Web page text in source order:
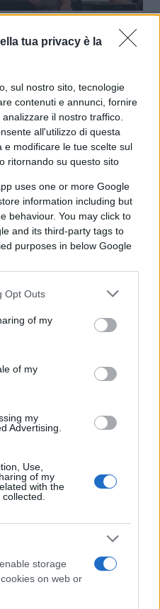
tua privacy è la
sul nostro sito, tecnologie
contenuti e annunci, fornire
il nostro traffico.
all'utilizzo di questa
e modificare le tue scelte sul
ritornando su questo sito
uses one or more Google
information including but
behaviour. You may click to
and its third-party tags to
purposes in below Google
Opt Outs
of my
of my
my
Advertising.
Use,
of my
with the
storage
on web or
agli studenti
(e l’etica) del
è un